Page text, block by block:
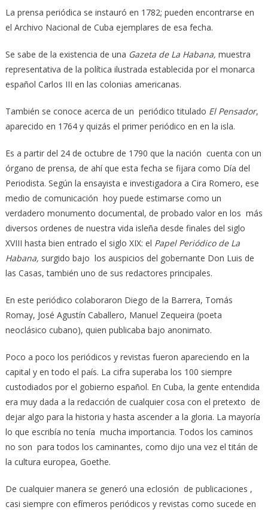
La prensa periódica se instauró en 1782; pueden encontrarse en
el Archivo Nacional de Cuba ejemplares de esa fecha.
Se sabe de la existencia de una Gazeta de La Habana, muestra
representativa de la política ilustrada establecida por el monarca
español Carlos III en las colonias americanas.
También se conoce acerca de un periódico titulado El Pensador,
aparecido en 1764 y quizás el primer periódico en en la isla.
Es a partir del 24 de octubre de 1790 que la nación cuenta con un
órgano de prensa, de ahí que esta fecha se fijara como Día del
Periodista. Según la ensayista e investigadora a Cira Romero, ese
medio de comunicación hoy puede estimarse como un
verdadero monumento documental, de probado valor en los más
diversos ordenes de nuestra vida isleña desde finales del siglo
XVIII hasta bien entrado el siglo XIX: el Papel Periódico de La
Habana, surgido bajo los auspicios del gobernante Don Luis de
las Casas, también uno de sus redactores principales.
En este periódico colaboraron Diego de la Barrera, Tomás
Romay, José Agustín Caballero, Manuel Zequeira (poeta
neoclásico cubano), quien publicaba bajo anonimato.
Poco a poco los periódicos y revistas fueron apareciendo en la
capital y en todo el país. La cifra superaba los 100 siempre
custodiados por el gobierno español. En Cuba, la gente entendida
era muy dada a la redacción de cualquier cosa con el pretexto de
dejar algo para la historia y hasta ascender a la gloria. La mayoría
lo que escribía no tenía mucha importancia. Todos los caminos
no son para todos los caminantes, como dijo una vez el titán de
la cultura europea, Goethe.
De cualquier manera se generó una eclosión de publicaciones ,
casi siempre con efímeros periódicos y revistas como sucede en